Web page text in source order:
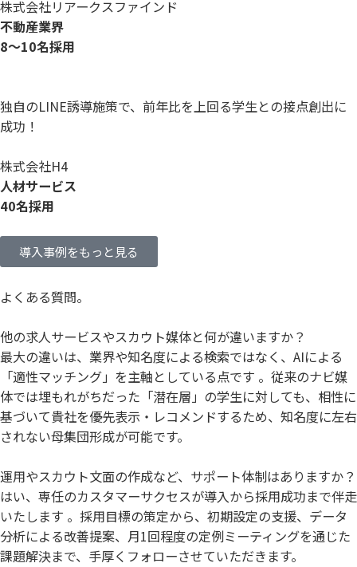
株式会社リアークスファインド
不動産業界
8〜10名採用
独自のLINE誘導施策で、前年比を上回る学生との接点創出に
成功！
株式会社H4
人材サービス
40名採用
導入事例をもっと見る
よくある質問。
他の求人サービスやスカウト媒体と何が違いますか？
最大の違いは、業界や知名度による検索ではなく、AIによる
「適性マッチング」を主軸としている点です 。従来のナビ媒
体では埋もれがちだった「潜在層」の学生に対しても、相性に
基づいて貴社を優先表示・レコメンドするため、知名度に左右
されない母集団形成が可能です。
運用やスカウト文面の作成など、サポート体制はありますか？
はい、専任のカスタマーサクセスが導入から採用成功まで伴走
いたします 。採用目標の策定から、初期設定の支援、データ
分析による改善提案、月1回程度の定例ミーティングを通じた
課題解決まで、手厚くフォローさせていただきます。